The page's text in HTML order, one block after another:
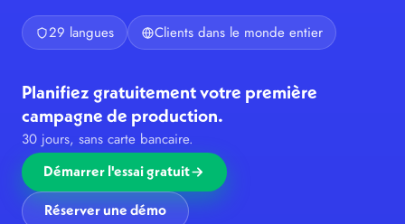
29 langues Clients dans le monde entier
Planifiez gratuitement votre première
campagne de production.
30 jours, sans carte bancaire.
Démarrer l'essai gratuit
Réserver une démo